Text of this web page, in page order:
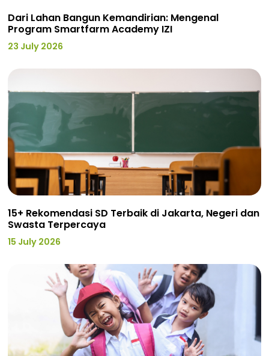
Dari Lahan Bangun Kemandirian: Mengenal
Program Smartfarm Academy IZI
23 July 2026
15+ Rekomendasi SD Terbaik di Jakarta, Negeri dan
Swasta Terpercaya
15 July 2026